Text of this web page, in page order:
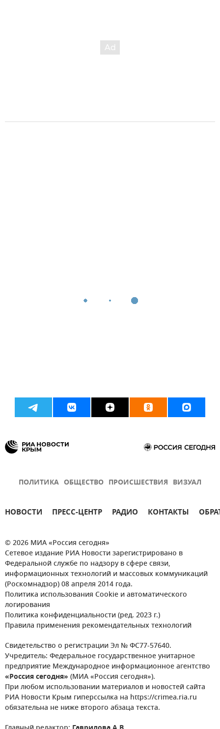
ПОЛИТИКА ОБЩЕСТВО ПРОИСШЕСТВИЯ ВИЗУАЛ
НОВОСТИ ПРЕСС-ЦЕНТР РАДИО КОНТАКТЫ
© 2026 МИА «Россия сегодня»
Сетевое издание РИА Новости зарегистрировано в
Федеральной службе по надзору в сфере связи,
информационных технологий и массовых коммуникаций
(Роскомнадзор) 08 апреля 2014 года.
Политика использования Cookie и автоматического
логирования
Политика конфиденциальности (ред. 2023 г.)
Правила применения рекомендательных технологий
Свидетельство о регистрации Эл № ФС77-57640.
Учредитель: Федеральное государственное унитарное
предприятие Международное информационное агентство
«Россия сегодня» (МИА «Россия сегодня»).
При любом использовании материалов и новостей сайта
РИА Новости Крым гиперссылка на https://crimea.ria.ru
обязательна не ниже второго абзаца текста.